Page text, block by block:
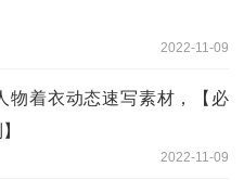
2022-11-09
物着衣动态速写素材，【必
2022-11-09